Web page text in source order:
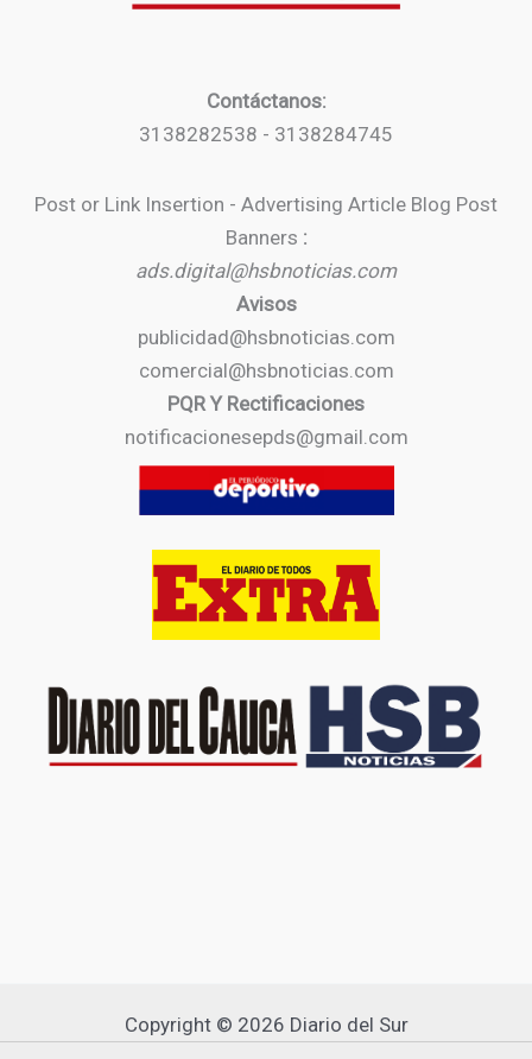
Contáctanos:
3138282538 - 3138284745
Post or Link Insertion - Advertising Article Blog Post
Banners :
ads.digital@hsbnoticias.com
Avisos
publicidad@hsbnoticias.com
comercial@hsbnoticias.com
PQR Y Rectificaciones
notificacionesepds@gmail.com
Copyright © 2026 Diario del Sur